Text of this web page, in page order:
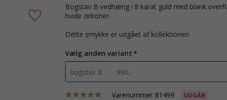
bogstav B vedhæng i 8 karat guld med blank overflade og 5 facetslebne
hvide zirkoner.
Dette smykke er udgået af kollektionen
Vælg anden variant
bogstav B - 990,-
Varenummer 81499 UDGÅR